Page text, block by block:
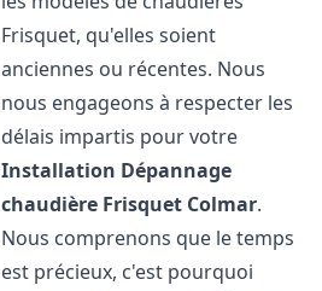
Frisquet, qu'elles soient
anciennes ou récentes. Nous
nous engageons à respecter les
délais impartis pour votre
Installation Dépannage
chaudière Frisquet Colmar.
Nous comprenons que le temps
est précieux, c'est pourquoi